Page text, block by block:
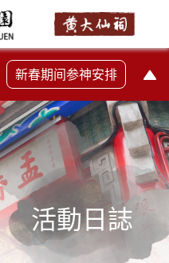
+
新春期间参神安排
活動日誌